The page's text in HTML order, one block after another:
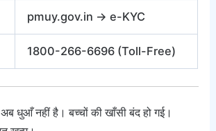
pmuy.gov.in → e-KYC
1800-266-6696 (Toll-Free)
धुआँ नहीं है। बच्चों की खाँसी बंद हो गई।